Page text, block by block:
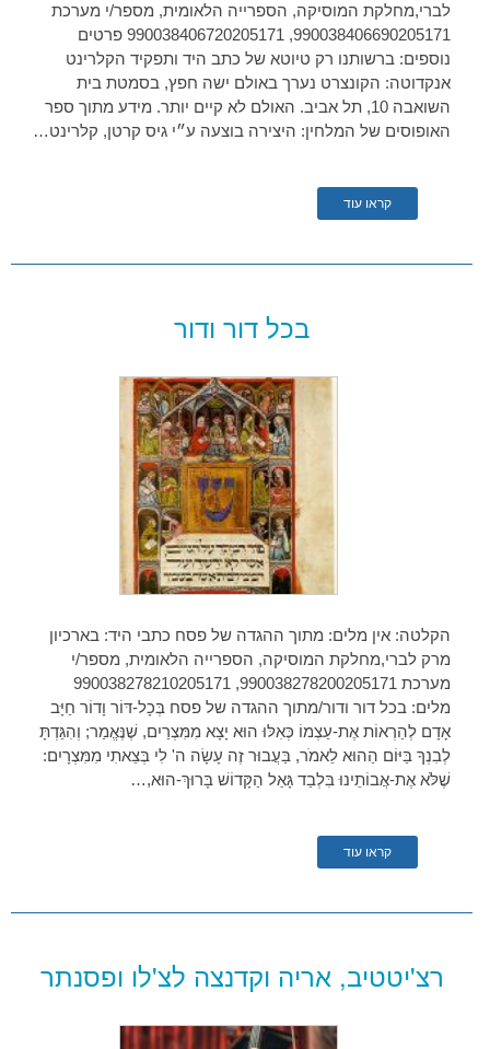
לברי,מחלקת המוסיקה, הספרייה הלאומית, מספר/י מערכת
990038406690205171, 990038406720205171 פרטים
נוספים: ברשותנו רק טיוטא של כתב היד ותפקיד הקלרינט
אנקדוטה: הקונצרט נערך באולם ישה חפץ, בסמטת בית
השואבה 10, תל אביב. האולם לא קיים יותר. מידע מתוך ספר
האופוסים של המלחין: היצירה בוצעה ע״י גיס קרטן, קלרינט…
קראו עוד
בכל דור ודור
הקלטה: אין מלים: מתוך ההגדה של פסח כתבי היד: בארכיון
מרק לברי,מחלקת המוסיקה, הספרייה הלאומית, מספר/י
מערכת 990038278200205171, 990038278210205171
מלים: בכל דור ודור/מתוך ההגדה של פסח בְּכָל-דּוֹר וָדוֹר חַיָּב
אָדָם לְהַרְאוֹת אֶת-עַצְמוֹ כְּאִלּוּ הוּא יָצָא מִמִּצְרַיִם, שֶׁנֶּאֱמַר; וְהִגַּדְתָּ
לְבִנְךָ בַּיּוֹם הַהוּא לֵאמֹר, בַּעֲבוּר זֶה עָשָׂה ה' לִי בְּצֵאתִי מִמִּצְרָיִם:
שֶׁלֹּא אֶת-אֲבוֹתֵינוּ בִּלְבַד גָּאַל הַקָּדוֹשׁ בָּרוּךְ-הוּא,…
קראו עוד
רצ'יטטיב, אריה וקדנצה לצ'לו ופסנתר